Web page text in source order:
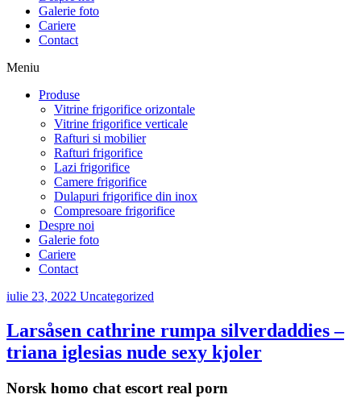
Galerie foto
Cariere
Contact
Meniu
Produse
Vitrine frigorifice orizontale
Vitrine frigorifice verticale
Rafturi si mobilier
Rafturi frigorifice
Lazi frigorifice
Camere frigorifice
Dulapuri frigorifice din inox
Compresoare frigorifice
Despre noi
Galerie foto
Cariere
Contact
iulie 23, 2022 Uncategorized
Larsåsen cathrine rumpa silverdaddies –
triana iglesias nude sexy kjoler
Norsk homo chat escort real porn